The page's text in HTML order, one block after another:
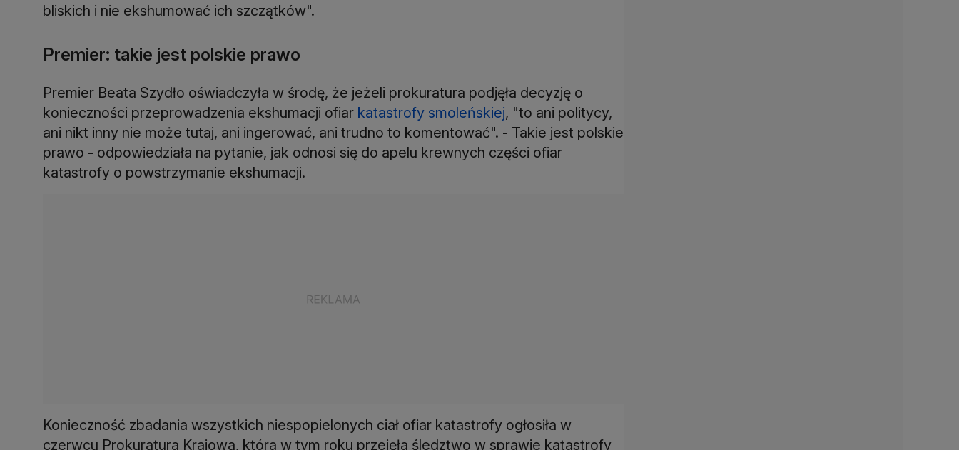
bliskich i nie ekshumować ich szczątków".
Premier: takie jest polskie prawo
Premier Beata Szydło oświadczyła w środę, że jeżeli prokuratura podjęła decyzję o
konieczności przeprowadzenia ekshumacji ofiar katastrofy smoleńskiej, "to ani politycy,
ani nikt inny nie może tutaj, ani ingerować, ani trudno to komentować". - Takie jest polskie
prawo - odpowiedziała na pytanie, jak odnosi się do apelu krewnych części ofiar
katastrofy o powstrzymanie ekshumacji.
Konieczność zbadania wszystkich niespopielonych ciał ofiar katastrofy ogłosiła w
czerwcu Prokuratura Krajowa, która w tym roku przejęła śledztwo w sprawie katastrofy